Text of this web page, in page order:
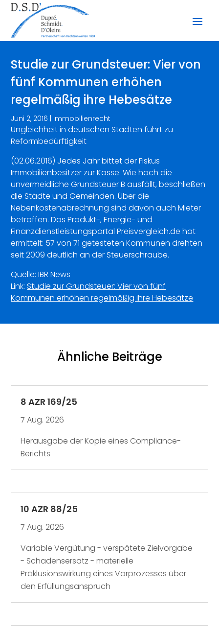
Studie zur Grundsteuer: Vier von
fünf Kommunen erhöhen
regelmäßig ihre Hebesätze
Juni 2, 2016 | Immobilienrecht
Ungleichheit in deutschen Städten führt zu
Reformbedürftigkeit
(02.06.2016) Jedes Jahr bittet der Fiskus
Immobilienbesitzer zur Kasse. Wie hoch die
unvermeidliche Grundsteuer B ausfällt, beschließen
die Städte und Gemeinden. Über die
Nebenkostenabrechnung sind davon auch Mieter
betroffen. Das Produkt-, Energie- und
Finanzdienstleistungsportal Preisvergleich.de hat
ermittelt: 57 von 71 getesteten Kommunen drehten
seit 2009 deutlich an der Steuerschraube.
Quelle: IBR News
Link:Studie zur Grundsteuer: Vier von fünf
Kommunen erhöhen regelmäßig ihre Hebesätze
Ähnliche Beiträge
8 AZR 169/25
7 Aug. 2026
Herausgabe der Kopie eines Compliance-
Berichts
10 AZR 88/25
7 Aug. 2026
Variable Vergütung - verspätete Zielvorgabe
- Schadensersatz - materielle
Präklusionswirkung eines Vorprozesses über
den Erfüllungsanspruch